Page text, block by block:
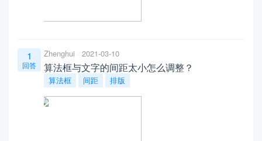
1
回答
Zhenghui 2021-03-10
算法框与文字的间距太小怎么调整？
算法框 间距 排版